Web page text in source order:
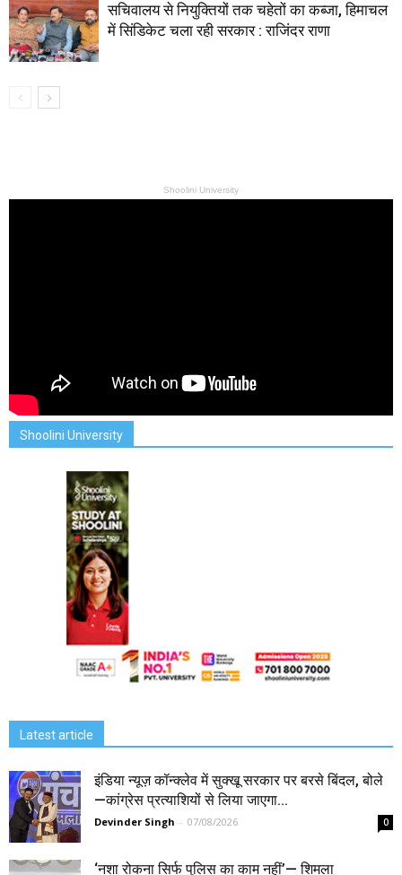
सचिवालय से नियुक्तियों तक चहेतों का कब्जा, हिमाचल
में सिंडिकेट चला रही सरकार : राजिंदर राणा
Shoolini University
Shoolini University
Latest article
इंडिया न्यूज़ कॉन्क्लेव में सुक्खू सरकार पर बरसे बिंदल, बोले
—कांग्रेस प्रत्याशियों से लिया जाएगा...
Devinder Singh - 07/08/2026 0
‘नशा रोकना सिर्फ पुलिस का काम नहीं’— शिमला